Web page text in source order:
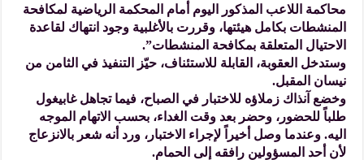
محاكمة اللاعب المذكور اليوم أمام المحكمة الرياضية لمكافحة
المنشطات بكامل هيئتها، وقررت بالأغلبية وجود انتهاك لقاعدة
الاحتيال المتعلقة بمكافحة المنشطات”.
وستدخل العقوبة، القابلة للاستئناف، حيّز التنفيذ في الثامن من
نيسان المقبل.
وخضع آنذاك زملاؤه للاختبار في الصباح، فيما تجاهل غابيغول
طلباً للحضور، وحضر بعد وقت الغداء، بحسب الاتهام الموجه
اليه. وعندما وصل أخيراً لإجراء الاختبار، ورد أنه شعر بالانزعاج
لأن أحد المسؤولين رافقه إلى الحمام.